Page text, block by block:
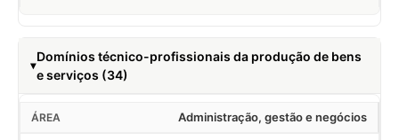
Domínios técnico-profissionais da produção de bens
e serviços (34)
Administração, gestão e negócios